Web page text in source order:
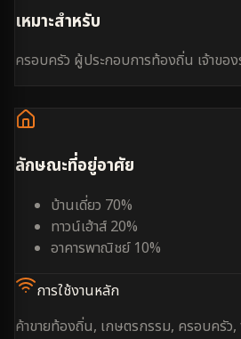
เหมาะสำหรับ
ครอบครัว ผู้ประกอบการท้องถิ่น เจ้าขอ
ลักษณะที่อยู่อาศัย
บ้านเดี่ยว 70%
ทาวน์เฮ้าส์ 20%
อาคารพาณิชย์ 10%
การใช้งานหลัก
ค้าขายท้องถิ่น, เกษตรกรรม, ครอบครัว